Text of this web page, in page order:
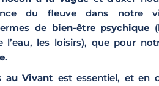
du fleuve dans notre
de bien-être psychique
l’eau, les loisirs), que pour
.
au Vivant est essentiel, et en